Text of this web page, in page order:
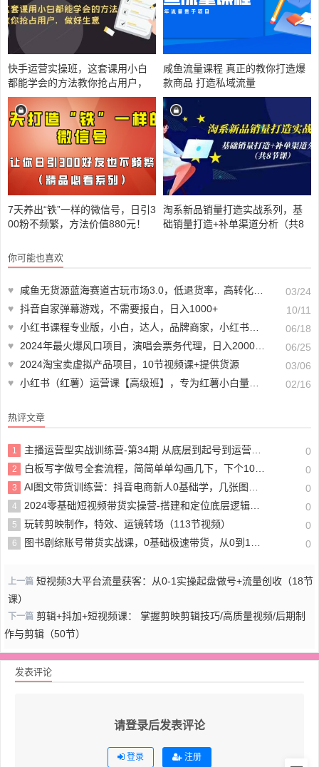
快手运营实操班，这套课用小白
都能学会的方法教你抢占用户，
做好生意
咸鱼流量课程 真正的教你打造爆
款商品 打造私域流量
7天养出“铁”一样的微信号，日引3
00粉不频繁，方法价值880元！
淘系新品销量打造实战系列，基
础销量打造+补单渠道分析（共8
你可能也喜欢
♥ 咸鱼无货源蓝海赛道古玩市场3.0，低退货率，高转化率！
03/24
♥ 抖音自家弹幕游戏，不需要报白，日入1000+
10/11
♥ 小红书课程专业版，小白，达人，品牌商家，小红书电商教程（15节）
06/18
♥ 2024年最火爆风口项目，演唱会票务代理，日入2000+，一部手机就能搞定！
06/25
♥ 2024淘宝卖虚拟产品项目，10节视频课+提供货源
03/06
♥ 小红书（红薯）运营课【高级班】，专为红薯小白量身而定（42节课） 02/16
热评文章
1 主播运营型实战训练营-第34期 从底层到起号到运营型主播到千川投放思路 0
2 白板写字做号全套流程，简简单单勾画几下，下个10w+的爆款就是你（课程+直播回放） 0
3 AI图文带货训练营：抖音电商新人0基础学，几张图文能赚1.4w+ 0
4 2024零基础短视频带货实操营-搭建和定位底层逻辑、选品核心数据和方法、AI智能剪辑 0
5 玩转剪映制作，特效、运镜转场（113节视频） 0
6 图书剧综账号带货实战课，0基础极速带货，从0到1搭建一个图书剧综账号 0
上一篇 短视频3大平台流量获客：从0-1实操起盘做号+流量创收（18节
课）
下一篇 剪辑+抖加+短视频课： 掌握剪映剪辑技巧/高质量视频/后期制
作与剪辑（50节）
发表评论
请登录后发表评论
登录 注册